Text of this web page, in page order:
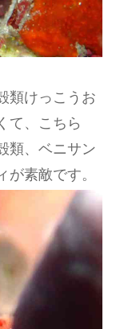
類けっこうお
て、こちら
類、ベニサン
素敵です。